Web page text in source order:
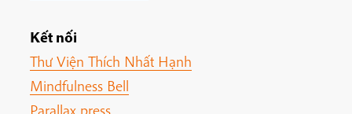
Kết nối
Thư Viện Thích Nhất Hạnh
Mindfulness Bell
Parallax press